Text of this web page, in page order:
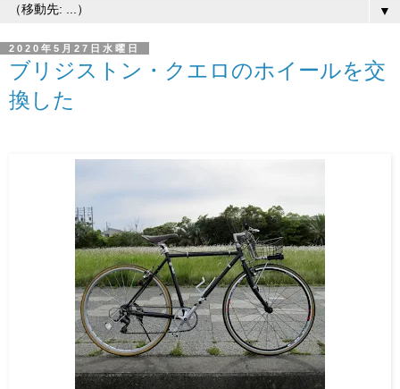
▼
2020年5月27日水曜日
ブリジストン・クエロのホイールを交
換した